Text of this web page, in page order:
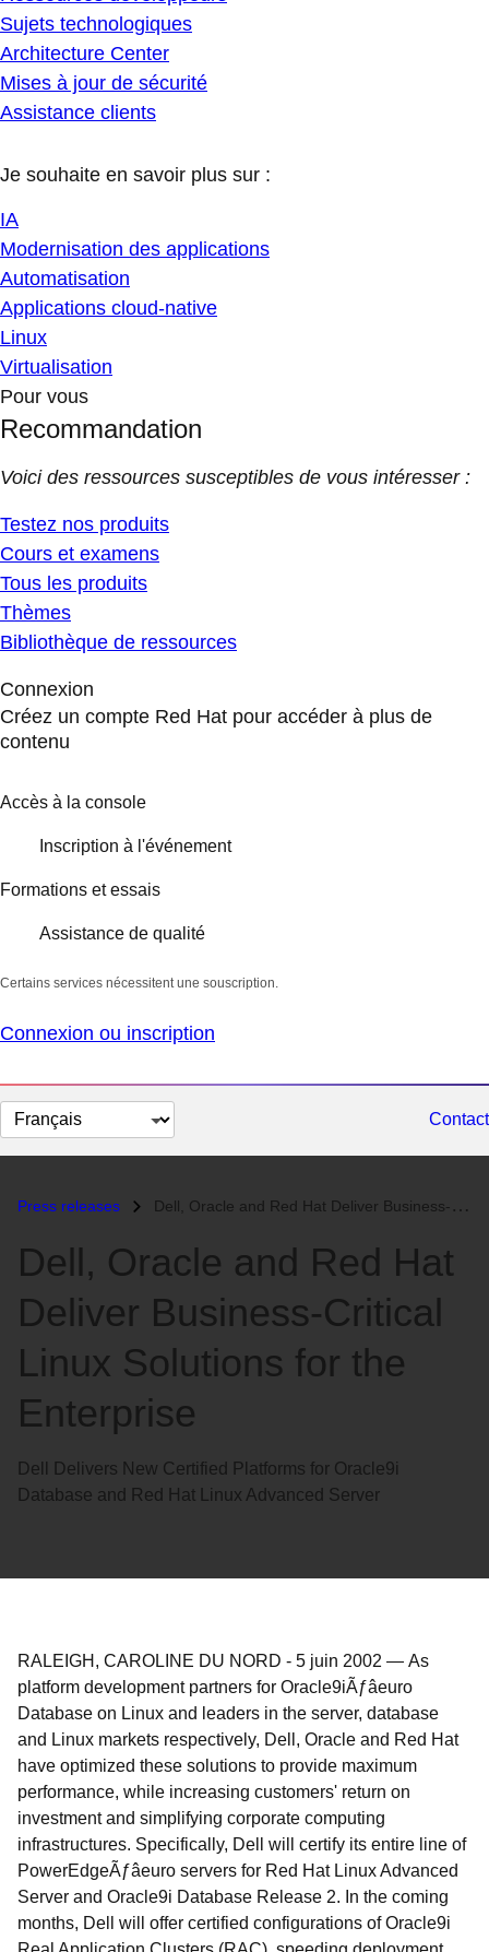
Sujets technologiques
Architecture Center
Mises à jour de sécurité
Assistance clients
Je souhaite en savoir plus sur :
IA
Modernisation des applications
Automatisation
Applications cloud-native
Linux
Virtualisation
Pour vous
Recommandation
Voici des ressources susceptibles de vous intéresser :
Testez nos produits
Cours et examens
Tous les produits
Thèmes
Bibliothèque de ressources
Connexion
Créez un compte Red Hat pour accéder à plus de
contenu
Accès à la console
Inscription à l'événement
Formations et essais
Assistance de qualité
Certains services nécessitent une souscription.
Connexion ou inscription
Changer
la
Contact
Press releases Dell, Oracle and Red Hat Deliver Business-Critical Linux Solutions for...
Dell, Oracle and Red Hat
Deliver Business-Critical
Linux Solutions for the
Enterprise
Dell Delivers New Certified Platforms for Oracle9i
Database and Red Hat Linux Advanced Server
RALEIGH, CAROLINE DU NORD - 5 juin 2002 — As
platform development partners for Oracle9iÃƒâeuro
Database on Linux and leaders in the server, database
and Linux markets respectively, Dell, Oracle and Red Hat
have optimized these solutions to provide maximum
performance, while increasing customers' return on
investment and simplifying corporate computing
infrastructures. Specifically, Dell will certify its entire line of
PowerEdgeÃƒâeuro servers for Red Hat Linux Advanced
Server and Oracle9i Database Release 2. In the coming
months, Dell will offer certified configurations of Oracle9i